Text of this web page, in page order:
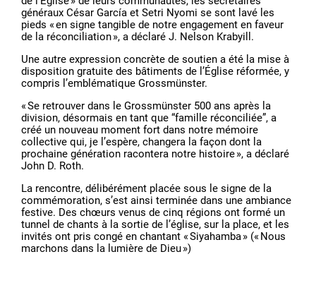
généraux César García et Setri Nyomi se sont lavé les
pieds « en signe tangible de notre engagement en faveur
de la réconciliation », a déclaré J. Nelson Krabyill.
Une autre expression concrète de soutien a été la mise à
disposition gratuite des bâtiments de l’Église réformée, y
compris l’emblématique Grossmünster.
« Se retrouver dans le Grossmünster 500 ans après la
division, désormais en tant que “famille réconciliée”, a
créé un nouveau moment fort dans notre mémoire
collective qui, je l’espère, changera la façon dont la
prochaine génération racontera notre histoire », a déclaré
John D. Roth.
La rencontre, délibérément placée sous le signe de la
commémoration, s’est ainsi terminée dans une ambiance
festive. Des chœurs venus de cinq régions ont formé un
tunnel de chants à la sortie de l’église, sur la place, et les
invités ont pris congé en chantant « Siyahamba » (« Nous
marchons dans la lumière de Dieu »)